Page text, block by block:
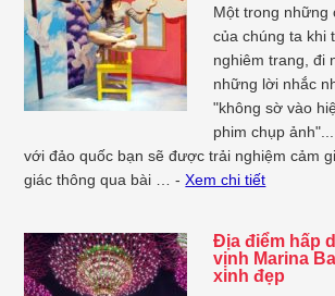
Một trong những
của chúng ta khi
nghiêm trang, đi
những lời nhắc
"không sờ vào
phim chụp
với đảo quốc bạn sẽ được trải nghiệm cảm
giác thông qua bài … -Xem chi tiết
Địa điểm hấp
vịnh Marina
xinh đẹp